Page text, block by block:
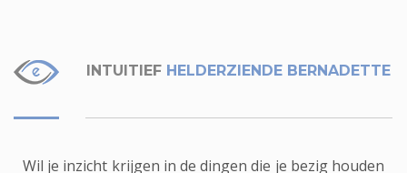
INTUITIEF HELDERZIENDE BERNADETTE
Wil je inzicht krijgen in de dingen die je bezig houden